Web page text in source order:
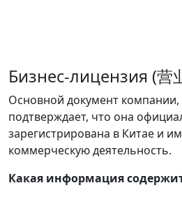
Бизнес-лицензия (营
Основной документ
подтверждает, что она
зарегистрирована в Китае и
коммерческую деятельность.
Какая информация